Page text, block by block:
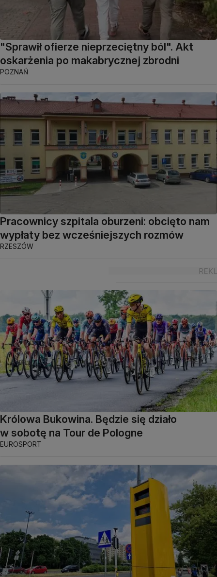
"Sprawił ofierze nieprzeciętny ból". Akt
oskarżenia po makabrycznej zbrodni
POZNAŃ
Pracownicy szpitala oburzeni: obcięto nam
wypłaty bez wcześniejszych rozmów
RZESZÓW
Królowa Bukowina. Będzie się działo
w sobotę na Tour de Pologne
EUROSPORT